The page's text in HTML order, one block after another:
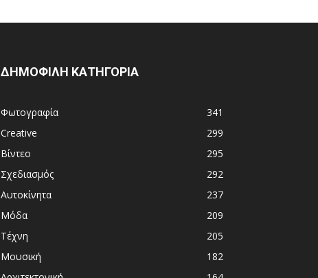
ΔΗΜΟΦΙΛΗ ΚΑΤΗΓΟΡΙΑ
Φωτογραφία
341
Creative
299
Βίντεο
295
Σχεδιασμός
292
Αυτοκίνητα
237
Μόδα
209
Τέχνη
205
Μουσική
182